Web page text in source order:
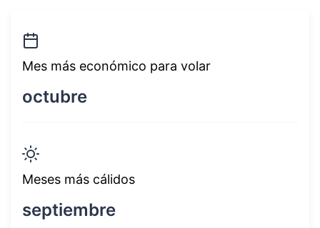
Mes más económico para volar
octubre
Meses más cálidos
septiembre